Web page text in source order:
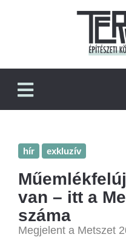
hír exkluzív
van – itt a
száma
Megjelent a Metszet